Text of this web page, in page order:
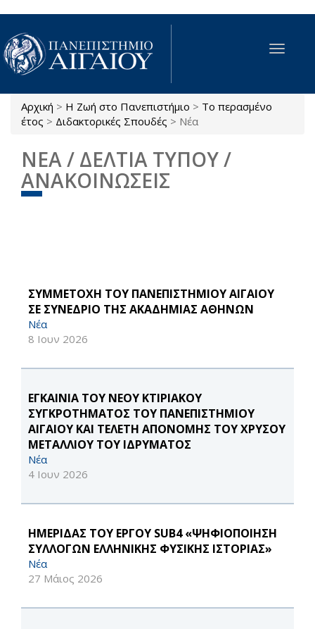
Παράκαμψη προς το κυρίως περιεχόμενο
Toggle
Είστε εδώ
Αρχική > Η Ζωή στο Πανεπιστήμιο > Το περασμένο
έτος > Διδακτορικές Σπουδές > Νέα
ΝΕΑ / ΔΕΛΤΙΑ ΤΥΠΟΥ /
ΑΝΑΚΟΙΝΩΣΕΙΣ
ΣΥΜΜΕΤΟΧΗ ΤΟΥ ΠΑΝΕΠΙΣΤΗΜΙΟΥ ΑΙΓΑΙΟΥ
ΣΕ ΣΥΝΕΔΡΙΟ ΤΗΣ ΑΚΑΔΗΜΙΑΣ ΑΘΗΝΩΝ
Νέα
8 Ιουν 2026
ΕΓΚΑΙΝΙΑ ΤΟΥ ΝΕΟΥ ΚΤΙΡΙΑΚΟΥ
ΣΥΓΚΡΟΤΗΜΑΤΟΣ ΤΟΥ ΠΑΝΕΠΙΣΤΗΜΙΟΥ
ΑΙΓΑΙΟΥ ΚΑΙ ΤΕΛΕΤΗ ΑΠΟΝΟΜΗΣ ΤΟΥ ΧΡΥΣΟΥ
ΜΕΤΑΛΛΙΟΥ ΤΟΥ ΙΔΡΥΜΑΤΟΣ
Νέα
4 Ιουν 2026
ΗΜΕΡΙΔΑΣ ΤΟΥ ΕΡΓΟΥ SUB4 «ΨΗΦΙΟΠΟΙΗΣΗ
ΣΥΛΛΟΓΩΝ ΕΛΛΗΝΙΚΗΣ ΦΥΣΙΚΗΣ ΙΣΤΟΡΙΑΣ»
Νέα
27 Μάιος 2026